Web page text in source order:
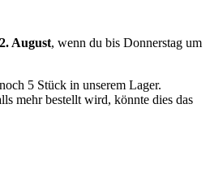
August, wenn du bis Donnerstag um
5 Stück in unserem Lager.
mehr bestellt wird, könnte dies das